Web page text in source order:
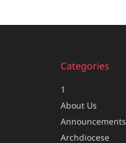
Categories
1
About Us
Announcements
Archdiocese